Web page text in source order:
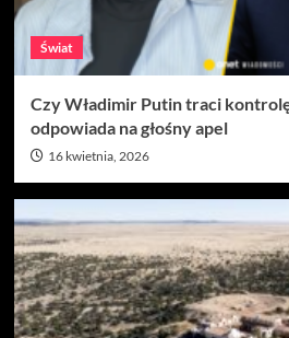
Świat
Czy Władimir Putin traci
odpowiada na głośny apel
16 kwietnia, 2026